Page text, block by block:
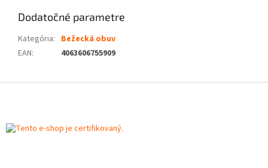
Dodatočné parametre
Kategória: Bežecká obuv
EAN: 4063606755909